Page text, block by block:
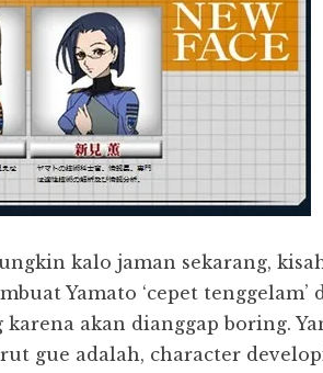
kalo jaman sekarang,
Yamato ‘cepet tenggelam’
akan dianggap boring.
gue adalah, character